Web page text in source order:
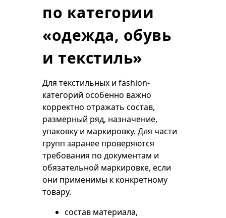
по категории
«одежда, обувь
и текстиль»
Для текстильных и fashion-
категорий особенно важно
корректно отражать состав,
размерный ряд, назначение,
упаковку и маркировку. Для части
групп заранее проверяются
требования по документам и
обязательной маркировке, если
они применимы к конкретному
товару.
состав материала,